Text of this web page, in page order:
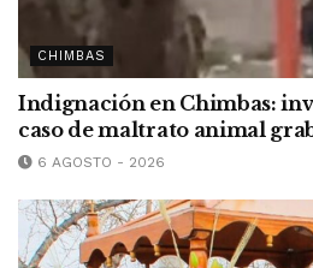
CHIMBAS
Indignación en Chimbas:
caso de maltrato animal
6 AGOSTO - 2026